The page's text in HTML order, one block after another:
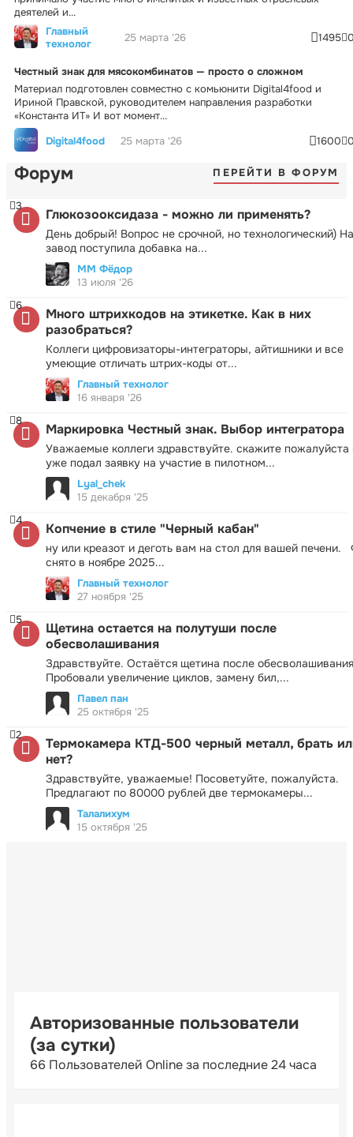
деятелей и...
Главный
технолог
25 марта '26 1495
Честный знак для мясокомбинатов — просто о сложном
Материал подготовлен совместно с комьюнити Digital4food и
Ириной Правской, руководителем направления разработки
«Константа ИТ» И вот момент...
Digital4food
25 марта '26 1600
Форум ПЕРЕЙТИ В ФОРУМ
Глюкозооксидаза - можно ли применять?
День добрый! Вопрос не срочной, но технологический) На
завод поступила добавка на...
3
ММ Фёдор
13 июля '26
Много штрихкодов на этикетке. Как в них
разобраться?
Коллеги цифровизаторы-интеграторы, айтишники и все
умеющие отличать штрих-коды от...
6
Главный технолог
16 января '26
Маркировка Честный знак. Выбор интегратора
Уважаемые коллеги здравствуйте. скажите пожалуйста
уже подал заявку на участие в пилотном...
8
Lyal_chek
15 декабря '25
Копчение в стиле "Черный кабан"
ну или креазот и деготь вам на стол для вашей печени.
снято в ноябре 2025...
4
Главный технолог
27 ноября '25
Щетина остается на полутуши после
обесволашивания
Здравствуйте. Остаётся щетина после
Пробовали увеличение циклов, замену бил,...
5
Павел пан
25 октября '25
Термокамера КТД-500 черный металл, брать
нет?
Здравствуйте, уважаемые! Посоветуйте, пожалуйста.
Предлагают по 80000 рублей две термокамеры...
2
Талалихум
15 октября '25
Авторизованные пользователи
(за сутки)
66 Пользователей Online за последние 24 часа